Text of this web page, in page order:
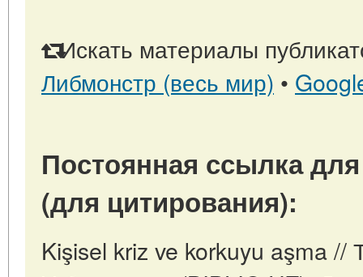
Искать материалы
Либмонстр (весь мир) •
Постоянная ссылка
(для цитирования):
Kişisel kriz ve korkuyu aşma //